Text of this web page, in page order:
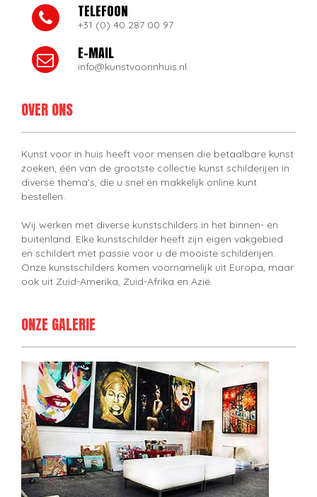
TELEFOON
+31 (0) 40 287 00 97
E-MAIL
info@kunstvoorinhuis.nl
OVER ONS
Kunst voor in huis heeft voor mensen die betaalbare kunst
zoeken, één van de grootste collectie kunst schilderijen in
diverse thema's, die u snel en makkelijk online kunt
bestellen.
Wij werken met diverse kunstschilders in het binnen- en
buitenland. Elke kunstschilder heeft zijn eigen vakgebied
en schildert met passie voor u de mooiste schilderijen.
Onze kunstschilders komen voornamelijk uit Europa, maar
ook uit Zuid-Amerika, Zuid-Afrika en Azië.
ONZE GALERIE